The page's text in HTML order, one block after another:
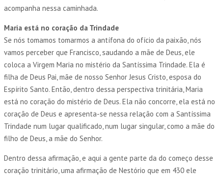
acompanha nessa caminhada.
Maria está no coração da Trindade
Se nós tomamos tomarmos a antífona do ofício da paixão, nós
vamos perceber que Francisco, saudando a mãe de Deus, ele
coloca a Virgem Maria no mistério da Santíssima Trindade. Ela é
filha de Deus Pai, mãe de nosso Senhor Jesus Cristo, esposa do
Espírito Santo. Então, dentro dessa perspectiva trinitária, Maria
está no coração do mistério de Deus. Ela não concorre, ela está no
coração de Deus e apresenta-se nessa relação com a Santíssima
Trindade num lugar qualificado, num lugar singular, como a mãe do
filho de Deus, a mãe do Senhor.
Dentro dessa afirmação, e aqui a gente parte da do começo desse
coração trinitário, uma afirmação de Nestório que em 430 ele